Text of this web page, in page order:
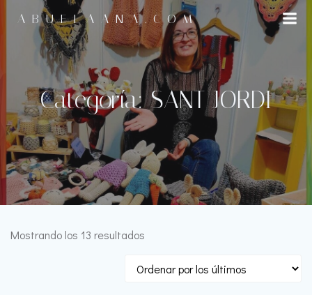
Saltar
al
contenido
ABUELAANA.COM
Categoría: SANT JORDI
Mostrando los 13 resultados
los